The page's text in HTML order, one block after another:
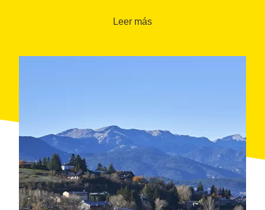
como senderismo, alpinismo, rutas en BTT y deportes
Leer más